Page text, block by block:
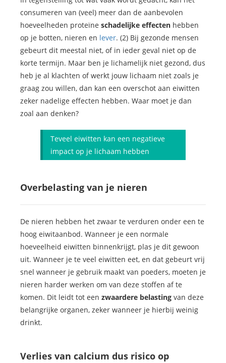
consumeren van (veel) meer dan de aanbevolen
hoeveelheden proteïne schadelijke effecten hebben
op je botten, nieren en lever. (2) Bij gezonde mensen
gebeurt dit meestal niet, of in ieder geval niet op de
korte termijn. Maar ben je lichamelijk niet gezond, dus
heb je al klachten of werkt jouw lichaam niet zoals je
graag zou willen, dan kan een overschot aan eiwitten
zeker nadelige effecten hebben. Waar moet je dan
zoal aan denken?
Teveel eiwitten kan een negatieve
impact op je lichaam hebben
Overbelasting van je nieren
De nieren hebben het zwaar te verduren onder een te
hoog eiwitaanbod. Wanneer je een normale
hoeveelheid eiwitten binnenkrijgt, plas je dit gewoon
uit. Wanneer je te veel eiwitten eet, en dat gebeurt vrij
snel wanneer je gebruik maakt van poeders, moeten je
nieren harder werken om van deze stoffen af te
komen. Dit leidt tot een zwaardere belasting van deze
belangrijke organen, zeker wanneer je hierbij weinig
drinkt.
Verlies van calcium dus risico op